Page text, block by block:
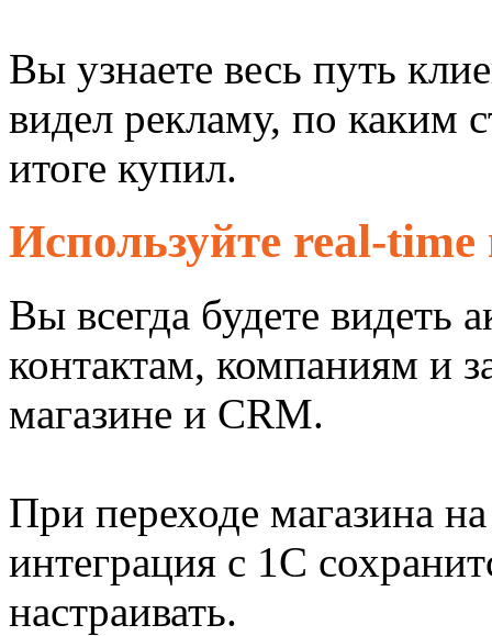
Вы узнаете весь путь
видел рекламу, по каким
итоге купил.
Используйте real-
Вы всегда будете видеть
контактам, компаниям и
магазине и CRM.
При переходе магазина
интеграция с 1С
настраивать.